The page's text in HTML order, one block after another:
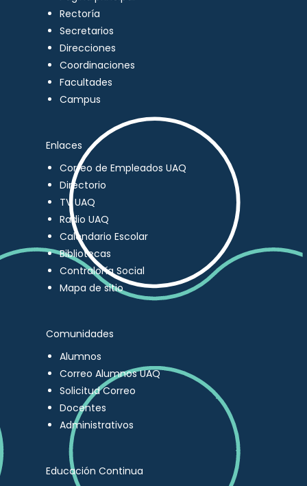
Rectoría
Secretarios
Direcciones
Coordinaciones
Facultades
Campus
Enlaces
Correo de Empleados UAQ
Directorio
TV UAQ
Radio UAQ
Calendario Escolar
Bibliotecas
Contraloría Social
Mapa de sitio
Comunidades
Alumnos
Correo Alumnos UAQ
Solicitud Correo
Docentes
Administrativos
Educación Continua